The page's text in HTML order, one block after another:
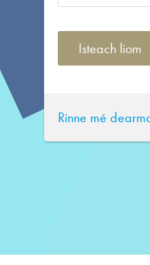
Rinne mé